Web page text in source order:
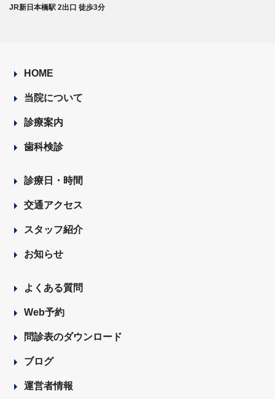
JR新日本橋駅 2出口 徒歩3分
HOME
当院について
診療案内
歯科検診
診療日・時間
交通アクセス
スタッフ紹介
お知らせ
よくある質問
Web予約
問診表のダウンロード
ブログ
運営者情報